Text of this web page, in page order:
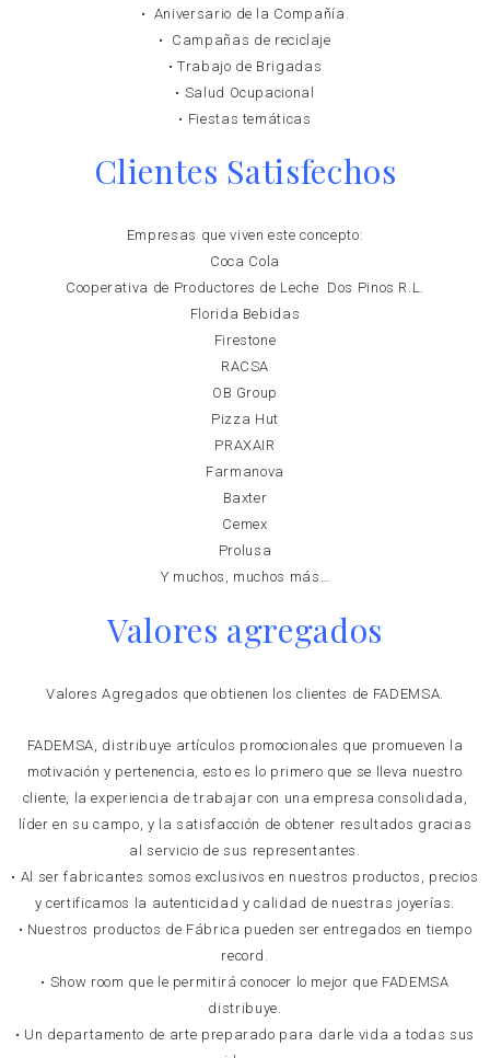
• Aniversario de la Compañía.
• Campañas de reciclaje
• Trabajo de Brigadas
• Salud Ocupacional
• Fiestas temáticas
Clientes Satisfechos
Empresas que viven este concepto:
Coca Cola
Cooperativa de Productores de Leche Dos Pinos R.L.
Florida Bebidas
Firestone
RACSA
OB Group
Pizza Hut
PRAXAIR
Farmanova
Baxter
Cemex
Prolusa
Y muchos, muchos más…
Valores agregados
Valores Agregados que obtienen los clientes de FADEMSA.
FADEMSA, distribuye artículos promocionales que promueven la
motivación y pertenencia, esto es lo primero que se lleva nuestro
cliente, la experiencia de trabajar con una empresa consolidada,
líder en su campo, y la satisfacción de obtener resultados gracias
al servicio de sus representantes.
• Al ser fabricantes somos exclusivos en nuestros productos, precios
y certificamos la autenticidad y calidad de nuestras joyerías.
• Nuestros productos de Fábrica pueden ser entregados en tiempo
record.
• Show room que le permitirá conocer lo mejor que FADEMSA
distribuye.
• Un departamento de arte preparado para darle vida a todas sus